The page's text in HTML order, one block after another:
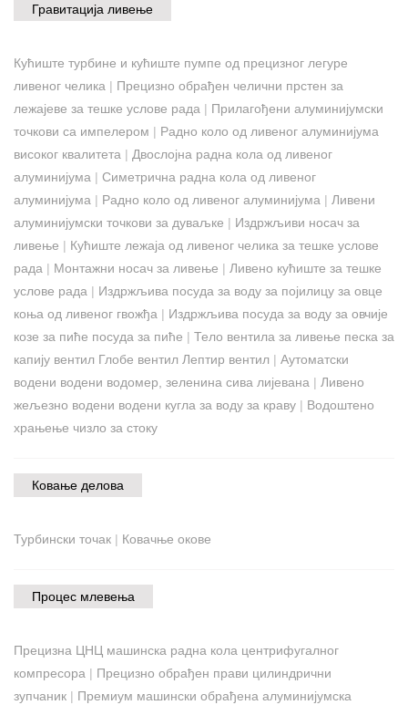
Гравитација ливење
Кућиште турбине и кућиште пумпе од прецизног легуре
ливеног челика | Прецизно обрађен челични прстен за
лежајеве за тешке услове рада | Прилагођени алуминијумски
точкови са импелером | Радно коло од ливеног алуминијума
високог квалитета | Двослојна радна кола од ливеног
алуминијума | Симетрична радна кола од ливеног
алуминијума | Радно коло од ливеног алуминијума | Ливени
алуминијумски точкови за дуваљке | Издржљиви носач за
ливење | Кућиште лежаја од ливеног челика за тешке услове
рада | Монтажни носач за ливење | Ливено кућиште за тешке
услове рада | Издржљива посуда за воду за појилицу за овце
коња од ливеног гвожђа | Издржљива посуда за воду за овчије
козе за пиће посуда за пиће | Тело вентила за ливење песка за
капију вентил Глобе вентил Лептир вентил | Аутоматски
водени водени водомер, зеленина сива лијевана | Ливено
жељезно водени водени кугла за воду за краву | Водоштено
храњење чизло за стоку
Ковање делова
Турбински точак | Ковачње окове
Процес млевења
Прецизна ЦНЦ машинска радна кола центрифугалног
компресора | Прецизно обрађен прави цилиндрични
зупчаник | Премиум машински обрађена алуминијумска